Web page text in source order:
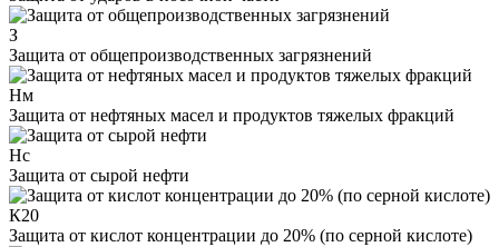
З
Защита от общепроизводственных загрязнений
Нм
Защита от нефтяных масел и продуктов тяжелых фракций
Нс
Защита от сырой нефти
К20
Защита от кислот концентрации до 20% (по серной кислоте)